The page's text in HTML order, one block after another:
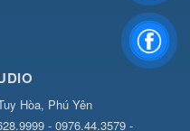
Hòa, Phú Yên
- 0976.44.3579 -